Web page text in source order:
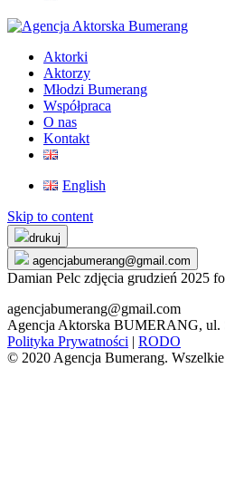
Aktorki
Aktorzy
Młodzi Bumerang
Współpraca
O nas
Kontakt
English
Skip to content
drukuj
agencjabumerang@gmail.com
Damian Pelc zdjęcia grudzień 2025
agencjabumerang@gmail.com
Agencja Aktorska BUMERANG, ul.
Polityka Prywatności | RODO
© 2020 Agencja Bumerang. Wszelkie